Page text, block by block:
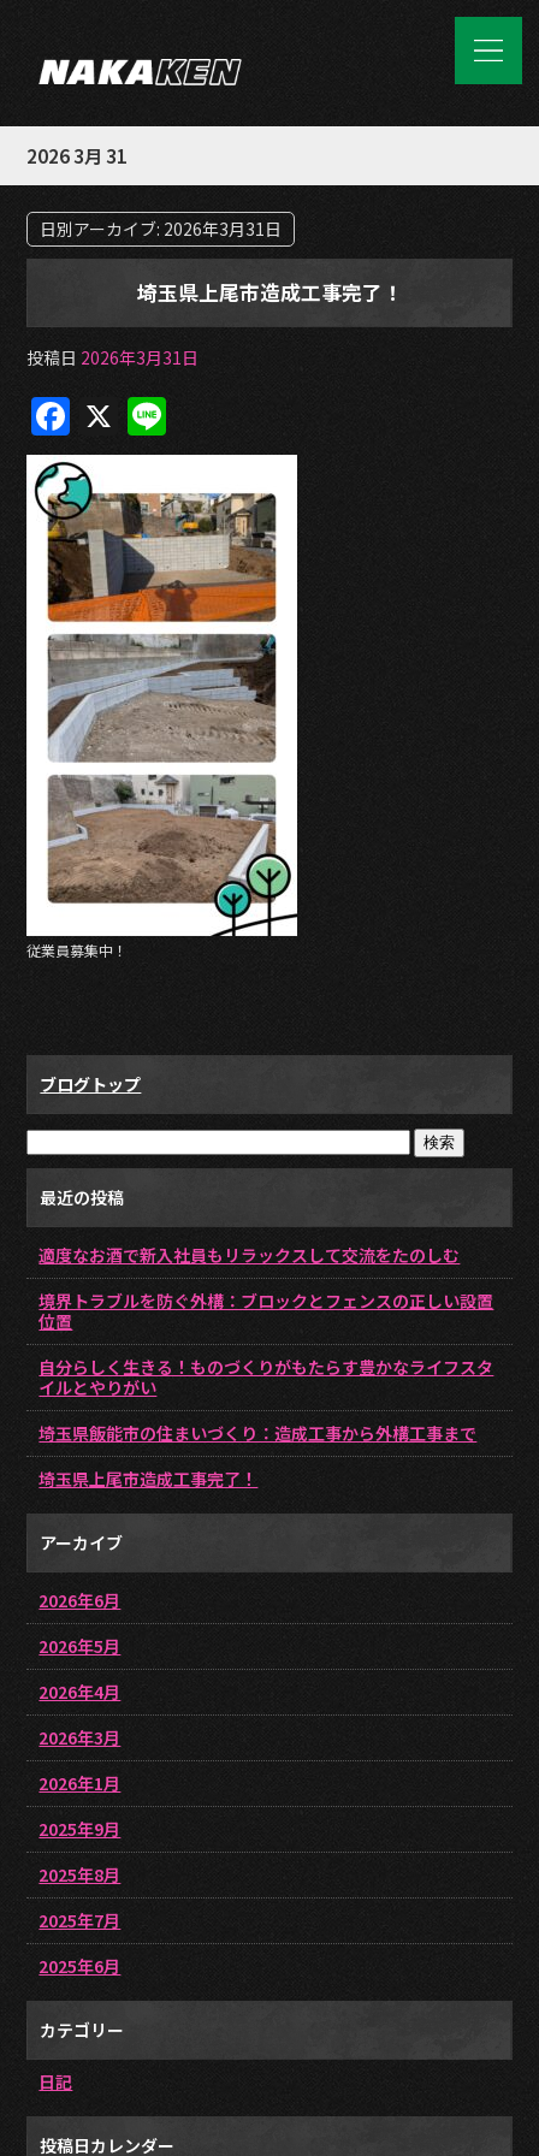
2026 3月 31
日別アーカイブ: 2026年3月31日
埼玉県上尾市造成工事完了！
投稿日 2026年3月31日
F
a
c
e
b
o
o
k
X
n
e
従業員募集中！
ブログトップ
最近の投稿
適度なお酒で新入社員もリラックスして交流をたのしむ
境界トラブルを防ぐ外構：ブロックとフェンスの正しい設置
位置
自分らしく生きる！ものづくりがもたらす豊かなライフスタ
イルとやりがい
埼玉県飯能市の住まいづくり：造成工事から外構工事まで
埼玉県上尾市造成工事完了！
アーカイブ
2026年6月
2026年5月
2026年4月
2026年3月
2026年1月
2025年9月
2025年8月
2025年7月
2025年6月
カテゴリー
日記
投稿日カレンダー